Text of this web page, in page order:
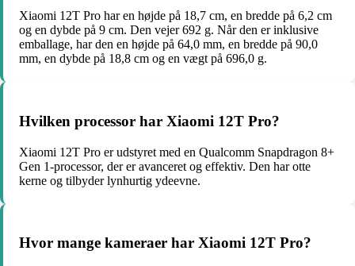
Xiaomi 12T Pro har en højde på 18,7 cm, en bredde på 6,2 cm
og en dybde på 9 cm. Den vejer 692 g. Når den er inklusive
emballage, har den en højde på 64,0 mm, en bredde på 90,0
mm, en dybde på 18,8 cm og en vægt på 696,0 g.
Hvilken processor har Xiaomi 12T Pro?
Xiaomi 12T Pro er udstyret med en Qualcomm Snapdragon 8+
Gen 1-processor, der er avanceret og effektiv. Den har otte
kerne og tilbyder lynhurtig ydeevne.
Hvor mange kameraer har Xiaomi 12T Pro?